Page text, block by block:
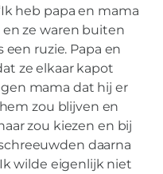
heb papa en mama
ze waren buiten
ruzie. Papa en
ze elkaar kapot
mama dat hij er
zou blijven en
zou kiezen en bij
daarna
wilde eigenlijk niet